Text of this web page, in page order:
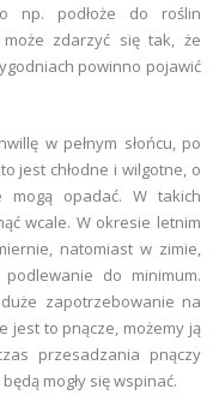
np. podłoże do roślin
zdarzyć się tak, że
powinno pojawić
w pełnym słońcu, po
jest chłodne i wilgotne, o
mogą opadać. W takich
wcale. W okresie letnim
natomiast w zimie,
do minimum.
zapotrzebowanie na
jest to pnącze, możemy ją
przesadzania pnączy
mogły się wspinać.